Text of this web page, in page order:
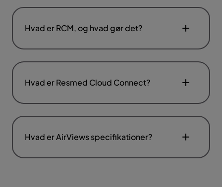
Hvad er RCM, og hvad gør det?
Hvad er Resmed Cloud Connect?
Hvad er AirViews specifikationer?